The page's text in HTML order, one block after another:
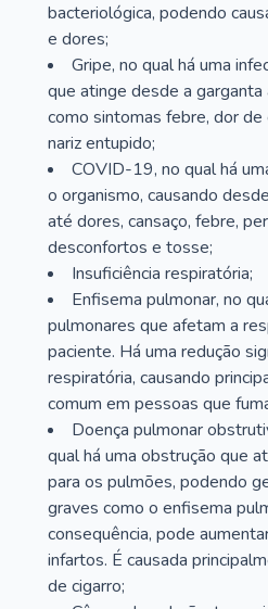
bacteriológica, podendo
e dores;
Gripe, no qual há uma
que atinge desde a
como sintomas febre, dor de
nariz entupido;
COVID-19, no qual há
o organismo, causando
até dores, cansaço, febre,
desconfortos e tosse;
Insuficiência respiratória;
Enfisema pulmonar, no
pulmonares que afetam a
paciente. Há uma redução
respiratória, causando
comum em pessoas que
Doença pulmonar
qual há uma obstrução que
para os pulmões, podendo
graves como o enfisema
consequência, pode
infartos. É causada
de cigarro;